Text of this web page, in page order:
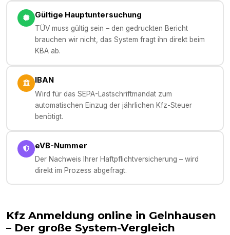
Gültige Hauptuntersuchung
TÜV muss gültig sein – den gedruckten Bericht
brauchen wir nicht, das System fragt ihn direkt beim
KBA ab.
IBAN
Wird für das SEPA-Lastschriftmandat zum
automatischen Einzug der jährlichen Kfz-Steuer
benötigt.
eVB-Nummer
Der Nachweis Ihrer Haftpflichtversicherung – wird
direkt im Prozess abgefragt.
Kfz Anmeldung online in Gelnhausen
– Der große System-Vergleich